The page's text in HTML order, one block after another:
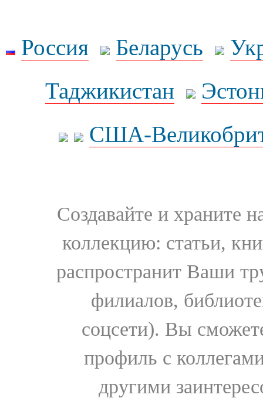
Россия Беларусь
Таджикистан
США-
Создавайте и храните
коллекцию: статьи,
распространит Ваши
филиалов,
соцсети). Вы
профиль с
другими